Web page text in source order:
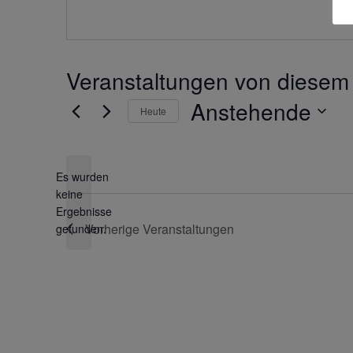
Veranstaltungen von
Hinweis
Es wurden
keine
Ergebnisse
gefunden.
Heute Anstehende
Vorherige Veranstaltungen